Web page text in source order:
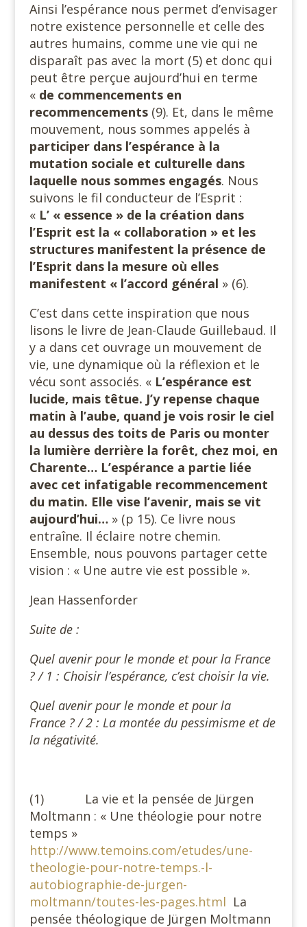
Ainsi l’espérance nous permet d’envisager
notre existence personnelle et celle des
autres humains, comme une vie qui ne
disparaît pas avec la mort (5) et donc qui
peut être perçue aujourd’hui en terme
« de commencements en
recommencements(9). Et, dans le même
mouvement, nous sommes appelés à
participer dans l’espérance à la
mutation sociale et culturelle dans
laquelle nous sommes engagés. Nous
suivons le fil conducteur de l’Esprit :
« L’ « essence » de la création dans
l’Esprit est la « collaboration » et les
structures manifestent la présence de
l’Esprit dans la mesure où elles
manifestent « l’accord général » (6).
C’est dans cette inspiration que nous
lisons le livre de Jean-Claude Guillebaud. Il
y a dans cet ouvrage un mouvement de
vie, une dynamique où la réflexion et le
vécu sont associés. « L’espérance est
lucide, mais têtue. J’y repense chaque
matin à l’aube, quand je vois rosir le ciel
au dessus des toits de Paris ou monter
la lumière derrière la forêt, chez moi, en
Charente… L’espérance a partie liée
avec cet infatigable recommencement
du matin. Elle vise l’avenir, mais se vit
aujourd’hui…» (p 15). Ce livre nous
entraîne. Il éclaire notre chemin.
Ensemble, nous pouvons partager cette
vision : « Une autre vie est possible ».
Jean Hassenforder
Suite de :
Quel avenir pour le monde et pour la France
? / 1 : Choisir l’espérance, c’est choisir la vie.
Quel avenir pour le monde et pour la
France ? / 2 : La montée du pessimisme et de
la négativité.
(1) La vie et la pensée de Jürgen
Moltmann : « Une théologie pour notre
temps »
http://www.temoins.com/etudes/une-
theologie-pour-notre-temps.-l-
autobiographie-de-jurgen-
moltmann/toutes-les-pages.html La
pensée théologique de Jürgen Moltmann